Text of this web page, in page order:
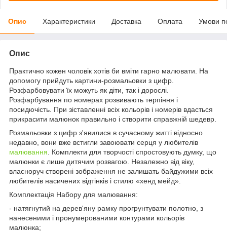
Опис Характеристики Доставка Оплата Умови
Опис
Практично кожен чоловік хотів би вміти гарно малювати. На
допомогу прийдуть картини-розмальовки з цифр.
Розфарбовувати їх можуть як діти, так і дорослі.
Розфарбування по номерах розвивають терпіння і
посидючість. При зіставленні всіх кольорів і номерів вдасться
прикрасити малюнок правильно і створити справжній шедевр.
Розмальовки з цифр з'явилися в сучасному житті відносно
недавно, вони вже встигли завоювати серця у любителів
малювання . Комплекти для творчості спростовують думку, що
малюнки є лише дитячим розвагою. Незалежно від віку,
власноруч створені зображення не залишать байдужими всіх
любителів насичених відтінків і стилю «хенд мейд».
Комплектація Набору для малювання:
- натягнутий на дерев'яну рамку прогрунтувати полотно, з
нанесеними і пронумерованими контурами кольорів
малюнка;